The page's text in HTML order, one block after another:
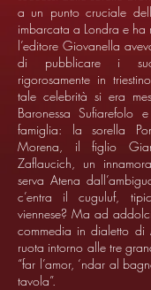
a un punto cruciale
imbarcata a Londra e ha
l’editore Giovanella
di pubblicare i
rigorosamente in
tale celebrità si era
Baronessa Sufiarefolo
famiglia: la sorella
Morena, il figlio
Zaflaucich, un
serva Atena
c’entra il cuguluf,
viennese? Ma ad
commedia in dialetto di
ruota intorno alle tre
“far l’amor, ‘ndar al
tavola”.